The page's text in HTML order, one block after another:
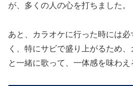
が、多くの人の心を打ちました。
あと、カラオケに行った時には
く、特にサビで盛り上がるため
と一緒に歌って、一体感を味わえ